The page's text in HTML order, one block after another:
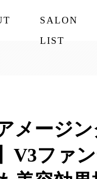
SALON
LIST
メージ
V3ファ